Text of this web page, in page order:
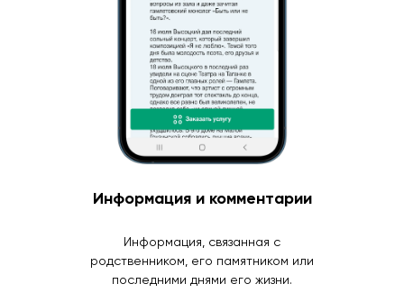
Информация и комментарии
Информация, связанная с
родственником, его памятником или
последними днями его жизни.